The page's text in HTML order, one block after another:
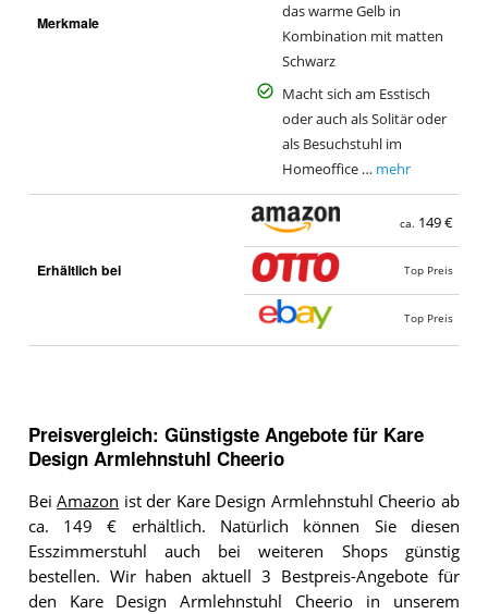
Merkmale
das warme Gelb in
Kombination mit matten
Schwarz
Macht sich am Esstisch
oder auch als Solitär oder
als Besuchstuhl im
Homeoffice … mehr
Erhältlich bei
ca. 149 €
Top Preis
Top Preis
Preisvergleich: Günstigste Angebote für Kare
Design Armlehnstuhl Cheerio
BeiAmazon ist der Kare Design Armlehnstuhl Cheerio ab
ca. 149 € erhältlich. Natürlich können Sie diesen
Esszimmerstuhl auch bei weiteren Shops günstig
bestellen. Wir haben aktuell 3 Bestpreis-Angebote für
den Kare Design Armlehnstuhl Cheerio in unserem